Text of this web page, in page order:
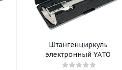
Штангенциркуль
электронный YATO